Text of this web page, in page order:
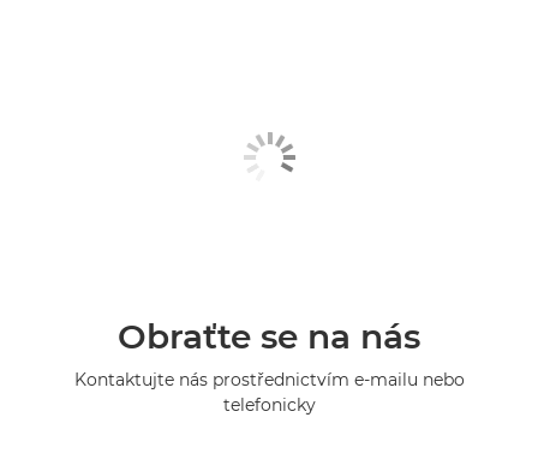
Obraťte se na nás
Kontaktujte nás prostřednictvím e-mailu nebo
telefonicky